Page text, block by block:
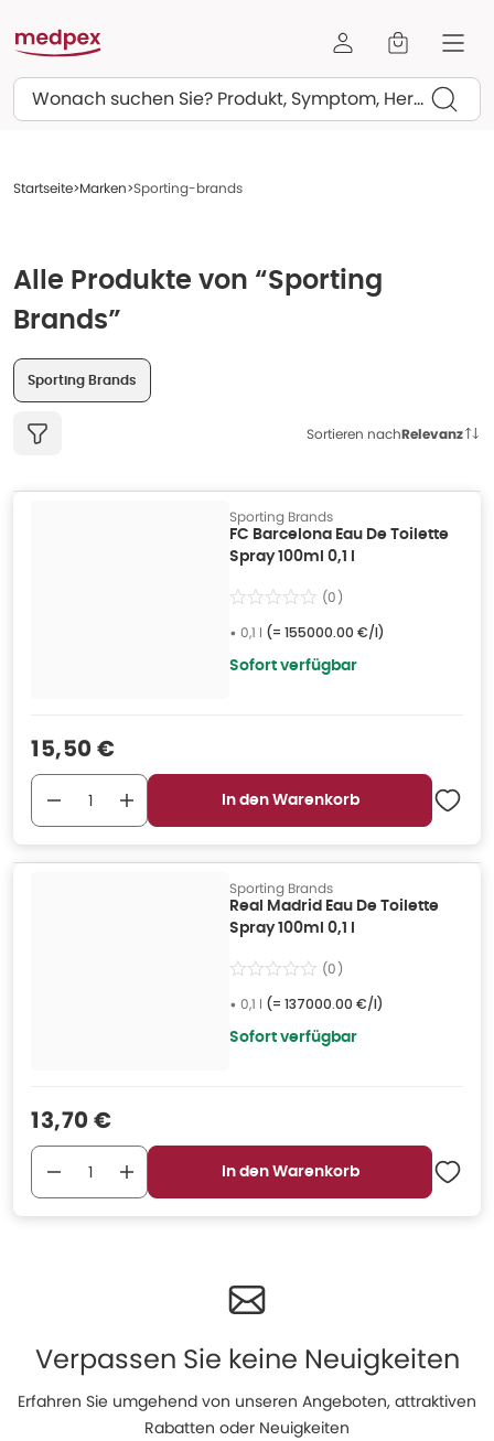
Suchen
Startseite Marken Sporting-brands
Alle Produkte von “Sporting
Brands”
Sporting Brands
Sortieren nachRelevanz
Sporting Brands
FC Barcelona Eau De Toilette
Spray 100ml 0,1 l
(0)
• 0,1 l (= 155000.00 €/l)
Sofort verfügbar
Verkaufspreis
15,50 €
In den Warenkorb
Sporting Brands
Real Madrid Eau De Toilette
Spray 100ml 0,1 l
(0)
• 0,1 l (= 137000.00 €/l)
Sofort verfügbar
Verkaufspreis
13,70 €
In den Warenkorb
Verpassen Sie keine Neuigkeiten
Erfahren Sie umgehend von unseren Angeboten, attraktiven
Rabatten oder Neuigkeiten